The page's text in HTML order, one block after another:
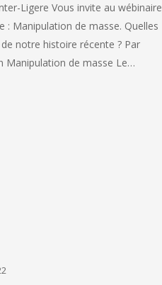
Ligere Vous invite au wébinaire
: Manipulation de masse. Quelles
notre histoire récente ? Par
Manipulation de masse Le…